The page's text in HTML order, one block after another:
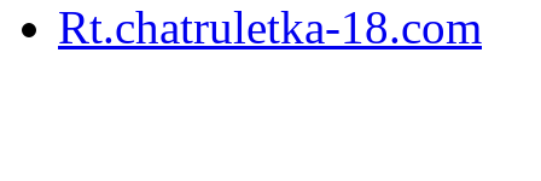
Rt.chatruletka-18.com